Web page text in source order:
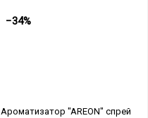
−34%
Ароматизатор "AREON" спрей